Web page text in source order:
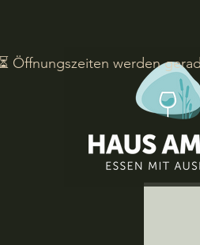
Öffnungszeiten werden